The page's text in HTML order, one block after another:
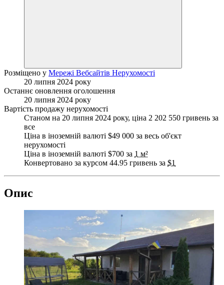
Розміщено у Мережі Вебсайтів Нерухомості
20 липня 2024 року
Останнє оновлення оголошення
20 липня 2024 року
Вартість продажу нерухомості
Станом на 20 липня 2024 року, ціна 2 202 550 гривень за
все
Ціна в іноземній валюті $49 000 за весь об'єкт
нерухомості
Ціна в іноземній валюті $700 за 1 м²
Конвертовано за курсом 44.95 гривень за $1
Опис